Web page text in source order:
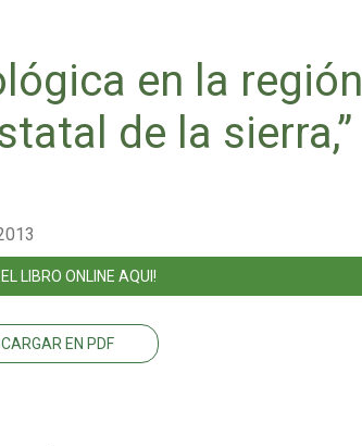
en la región
de la sierra,”
LIBRO ONLINE AQUI!
EN PDF